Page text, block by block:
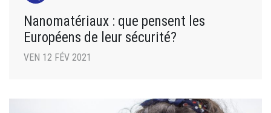
Nanomatériaux : que pensent les
Européens de leur sécurité?
VEN 12 FÉV 2021